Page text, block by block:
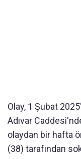
Olay, 1 Şubat
Adıvar
olaydan bir hafta
(38) tarafından